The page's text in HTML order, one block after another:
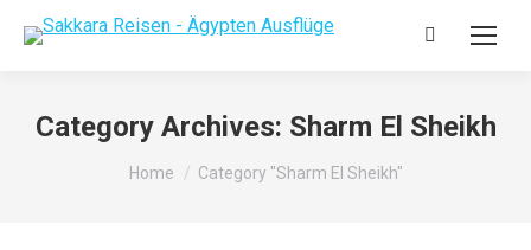
Category Archives: Sharm El Sheikh
You are here:
Home Category "Sharm El Sheikh"